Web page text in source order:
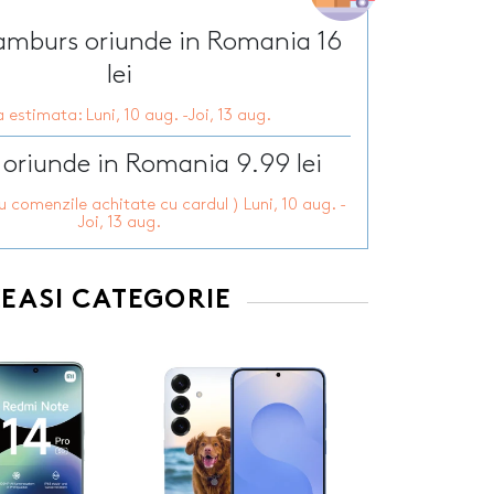
personalizate
lumanări
Tocatoare personalizate
Tablouri canvas
Tablouri motivationale
oriunde in Romania 16
lei
estimata: Luni, 10 aug. -Joi, 13 aug.
oriunde in Romania 9.99 lei
comenzile achitate cu cardul ) Luni, 10 aug. -
Joi, 13 aug.
CATEGORIE